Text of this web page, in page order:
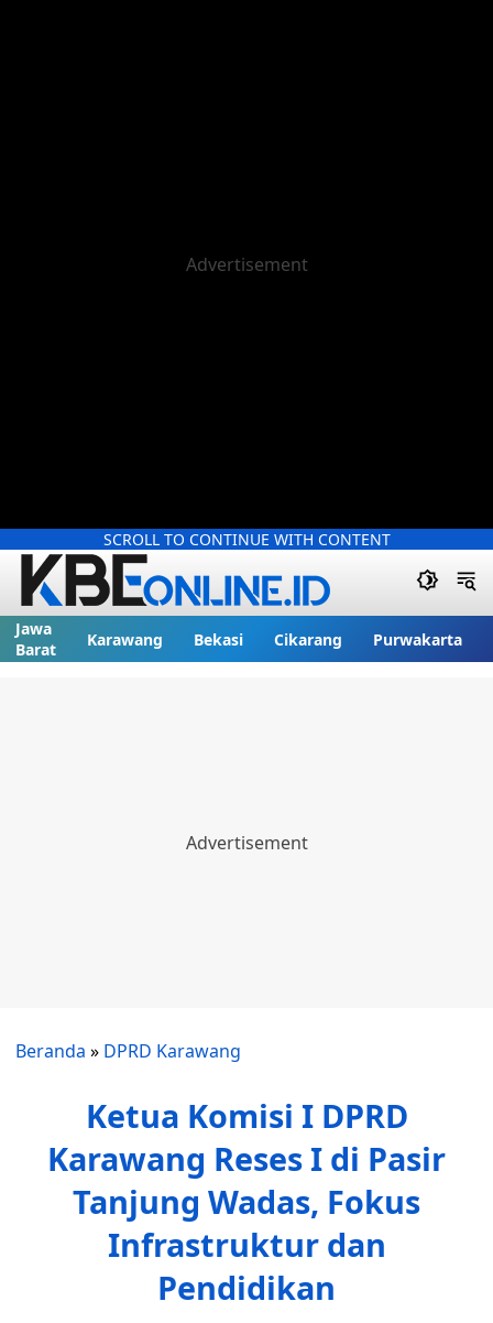
SCROLL TO CONTINUE WITH CONTENT
Jawa
Barat
Karawang Bekasi Cikarang Purwakarta
Beranda » DPRD Karawang
Ketua Komisi I DPRD
Karawang Reses I di Pasir
Tanjung Wadas, Fokus
Infrastruktur dan
Pendidikan